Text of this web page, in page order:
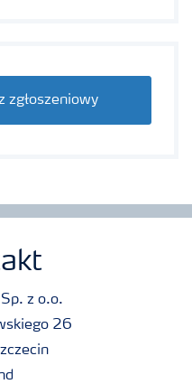
zgłoszeniowy
z o.o.
26